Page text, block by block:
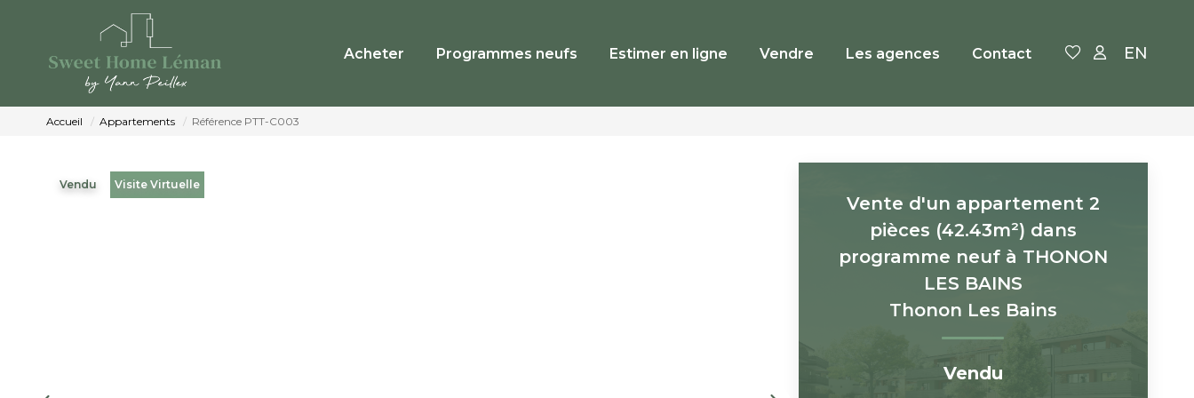
Acheter Programmes neufs Estimer en ligne Vendre Les agences Contact EN
Accueil Appartements Référence PTT-C003
Vendu Visite Virtuelle
Vente d'un appartement 2
pièces (42.43m²) dans
programme neuf à THONON
LES BAINS
Thonon Les Bains
Vendu